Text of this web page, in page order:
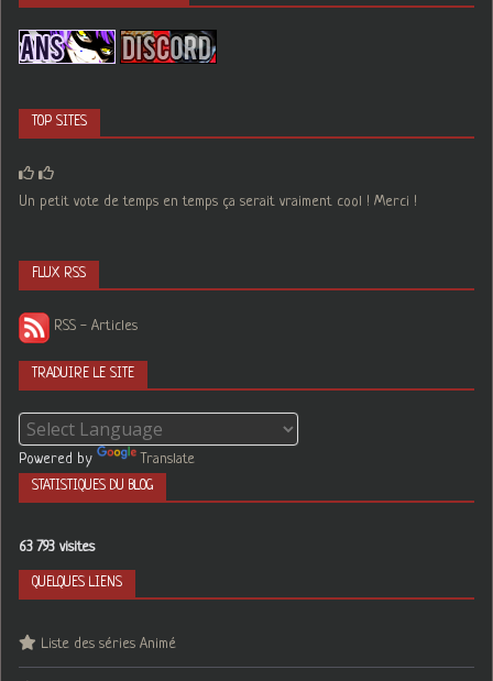
TOP SITES
Un petit vote de temps en temps ça serait vraiment cool ! Merci !
FLUX RSS
RSS - Articles
TRADUIRE LE SITE
Powered by Translate
STATISTIQUES DU BLOG
63 793 visites
QUELQUES LIENS
Liste des séries Animé